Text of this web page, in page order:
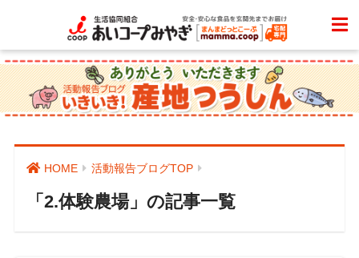
HOME 活動報告ブログTOP
「2.体験農場」の記事一覧